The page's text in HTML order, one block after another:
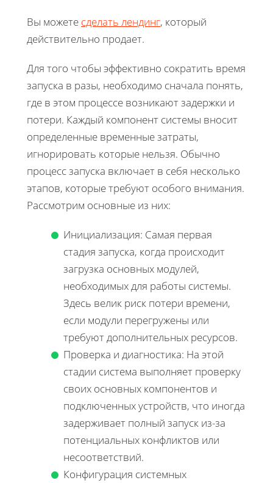
Вы можете сделать лендинг, который
действительно продает.
Для того чтобы эффективно сократить время
запуска в разы, необходимо сначала понять,
где в этом процессе возникают задержки и
потери. Каждый компонент системы вносит
определенные временные затраты,
игнорировать которые нельзя. Обычно
процесс запуска включает в себя несколько
этапов, которые требуют особого внимания.
Рассмотрим основные из них:
Инициализация: Самая первая
стадия запуска, когда происходит
загрузка основных модулей,
необходимых для работы системы.
Здесь велик риск потери времени,
если модули перегружены или
требуют дополнительных ресурсов.
Проверка и диагностика: На этой
стадии система выполняет проверку
своих основных компонентов и
подключенных устройств, что иногда
задерживает полный запуск из-за
потенциальных конфликтов или
несоответствий.
Конфигурация системных